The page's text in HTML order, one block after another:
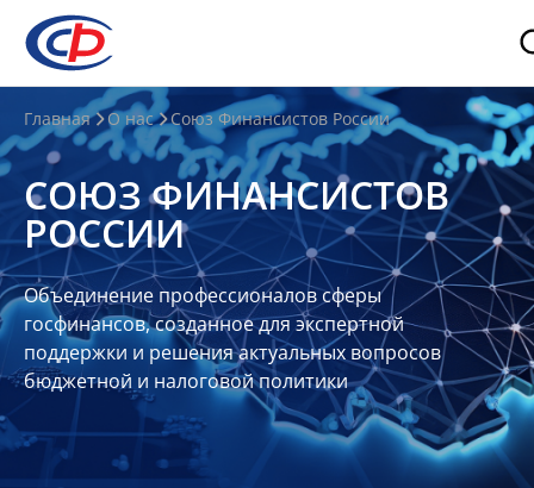
О
нас
О
СФР
Совет
Союза
Участники
Планы
отчеты
Контакты
Главная О нас Союз Финансистов России
СОЮЗ ФИНАНСИСТОВ
РОССИИ
Объединение профессионалов сферы
госфинансов, созданное для экспертной
поддержки и решения актуальных вопросов
бюджетной и налоговой политики